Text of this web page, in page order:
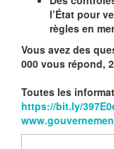
l’État pour
règles en
Vous avez des
000 vous répond,
Toutes les
https://bit.ly/